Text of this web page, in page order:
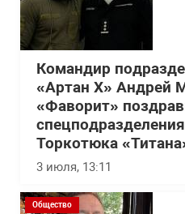
Командир
«Артан Х» Андрей
«Фаворит»
Торкотюка
3 июля, 13:11
Общество